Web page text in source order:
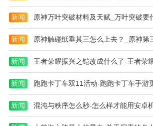
新闻 原神万叶突破材料及天赋_万叶突破要
新闻 原神触碰纸垂其三怎么上去？_原神第
新闻
新闻
新闻 混沌与秩序怎么秒-怎么样才能用安卓